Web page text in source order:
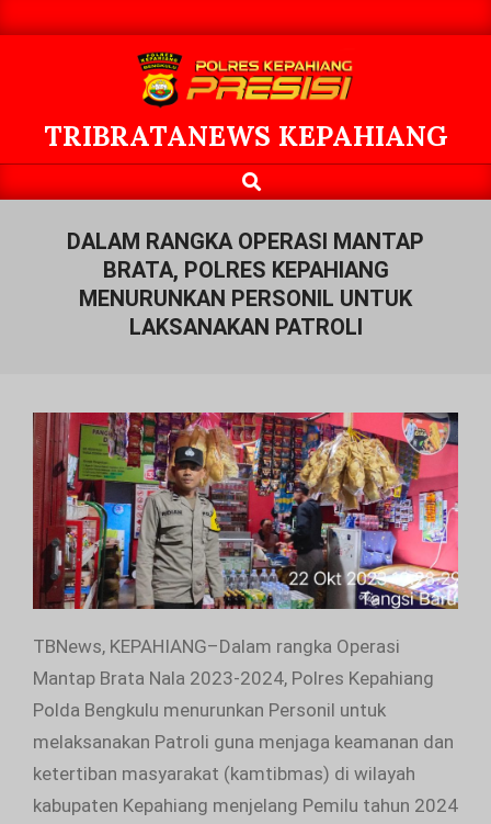
to
TRIBRATANEWS KEPAHIANG
Navigation
Search
DALAM RANGKA OPERASI MANTAP
BRATA, POLRES KEPAHIANG
MENURUNKAN PERSONIL UNTUK
LAKSANAKAN PATROLI
TBNews, KEPAHIANG–Dalam rangka Operasi
Mantap Brata Nala 2023-2024, Polres Kepahiang
Polda Bengkulu menurunkan Personil untuk
melaksanakan Patroli guna menjaga keamanan dan
ketertiban masyarakat (kamtibmas) di wilayah
kabupaten Kepahiang menjelang Pemilu tahun 2024